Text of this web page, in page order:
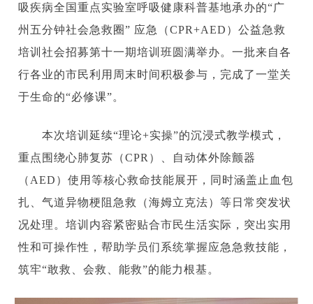
吸疾病全国重点实验室呼吸健康科普基地承办的“广
州五分钟社会急救圈” 应急（CPR+AED）公益急救
培训社会招募第十一期培训班圆满举办。一批来自各
行各业的市民利用周末时间积极参与，完成了一堂关
于生命的“必修课”。
本次培训延续“理论+实操”的沉浸式教学模式，
重点围绕心肺复苏（CPR）、自动体外除颤器
（AED）使用等核心救命技能展开，同时涵盖止血包
扎、气道异物梗阻急救（海姆立克法）等日常突发状
况处理。培训内容紧密贴合市民生活实际，突出实用
性和可操作性，帮助学员们系统掌握应急急救技能，
筑牢“敢救、会救、能救”的能力根基。